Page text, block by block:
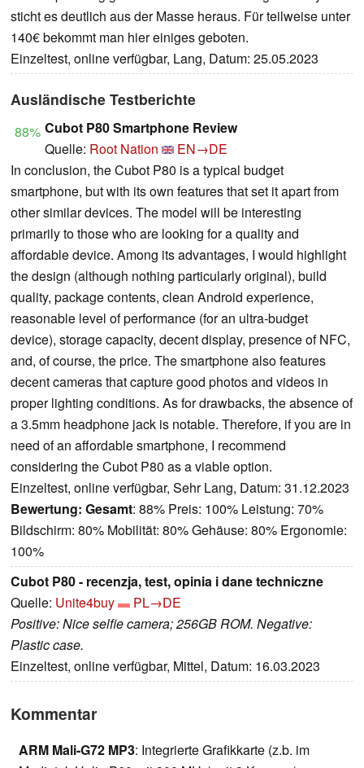
sticht es deutlich aus der Masse heraus. Für teilweise unter
140€ bekommt man hier einiges geboten.
Einzeltest, online verfügbar, Lang, Datum: 25.05.2023
Ausländische Testberichte
88% Cubot P80 Smartphone Review
Quelle: Root Nation
EN→DE
In conclusion, the Cubot P80 is a typical budget
smartphone, but with its own features that set it apart from
other similar devices. The model will be interesting
primarily to those who are looking for a quality and
affordable device. Among its advantages, I would highlight
the design (although nothing particularly original), build
quality, package contents, clean Android experience,
reasonable level of performance (for an ultra-budget
device), storage capacity, decent display, presence of NFC,
and, of course, the price. The smartphone also features
decent cameras that capture good photos and videos in
proper lighting conditions. As for drawbacks, the absence of
a 3.5mm headphone jack is notable. Therefore, if you are in
need of an affordable smartphone, I recommend
considering the Cubot P80 as a viable option.
Einzeltest, online verfügbar, Sehr Lang, Datum: 31.12.2023
Bewertung: Gesamt: 88% Preis: 100% Leistung: 70%
Bildschirm: 80% Mobilität: 80% Gehäuse: 80% Ergonomie:
100%
Cubot P80 - recenzja, test, opinia i dane techniczne
Quelle: Unite4buy
PL→DE
Positive: Nice selfie camera; 256GB ROM. Negative:
Plastic case.
Einzeltest, online verfügbar, Mittel, Datum: 16.03.2023
Kommentar
ARM Mali-G72 MP3: Integrierte Grafikkarte (z.b. im